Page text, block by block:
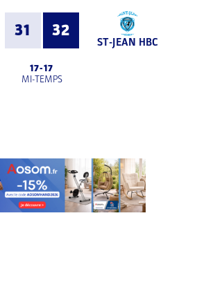
31 32
ST-JEAN HBC
17-17
MI-TEMPS